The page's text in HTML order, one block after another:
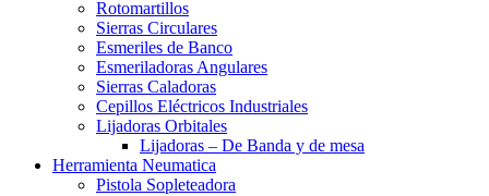
Rotomartillos
Sierras Circulares
Esmeriles de Banco
Esmeriladoras Angulares
Sierras Caladoras
Cepillos Eléctricos Industriales
Lijadoras Orbitales
Lijadoras – De Banda y de mesa
Herramienta Neumatica
Pistola Sopleteadora